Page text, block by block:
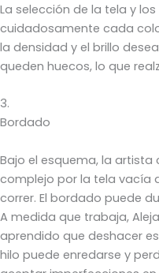
La selección de la tela y
cuidadosamente cada
la densidad y el brillo
queden huecos, lo que
3.
Bordado
Bajo el esquema, la artista
complejo por la tela vacía
correr. El bordado puede
A medida que trabaja,
aprendido que deshacer
hilo puede enredarse y